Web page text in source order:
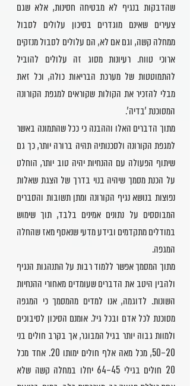
שהדבקות בנגיף לא מבטיחה חסינות, אלא שגם
צעירים שאינם מוגדרים בסיכון עלולים לסבול
ממחלה קשה, וגם אם לא, הם עלולים לסבול מנזקים
ארוכי טווח. רעיונות מסוג זה עלולים להוביל
להתמוטטות של מערכת הבריאות כולה, וכל זאת
מבלי להזכיר את הקולות שקוראים למגפת הקורונה
המסוכנת 'בדיה'.
מתוך הדברים האלו וההבנה כי ככל שהתמונה באשר
למגפת הקורונה ולסכנותיה תהיה ברורה יותר, כך גם
שיתוף הפעולה עם ההנחיות יהיה טוב יותר, הוחלט
על הכנת מסמך שיהיה בנוי בדרך של הצגת שאלות
נפוצות בנושא נגיף הקורונה ומתן תשובות והסברים
המבוססים על נתונים אמינים בלבד, תוך שימוש
במודלים מתקדמים ובידע מדעי שנאסף מאז שהחלה
המגפה.
מתוך המסמך אפשר ללמוד רבות על התנהגות הנגיף
ולהבין היטב את הדברים שעומדים מאחורי ההנחיות
השונות. לדוגמה, אנו למדים מהמסמך כי המגפה
מסוכנת לכל אדם ובכל גיל. אומנם הסיכון לסיבוכים
ולמוות גבוה יותר בגיל המבוגר, אך בקרב חולים בני
20–50, מכל מאה אלף חולים ימותו 20. אחד מכל
20 חולים בגילי 45–64 יחלו במחלה קשה שלא